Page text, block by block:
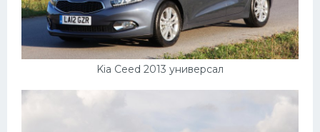
Kia Ceed 2013 универсал
Кадиллак
Феррари